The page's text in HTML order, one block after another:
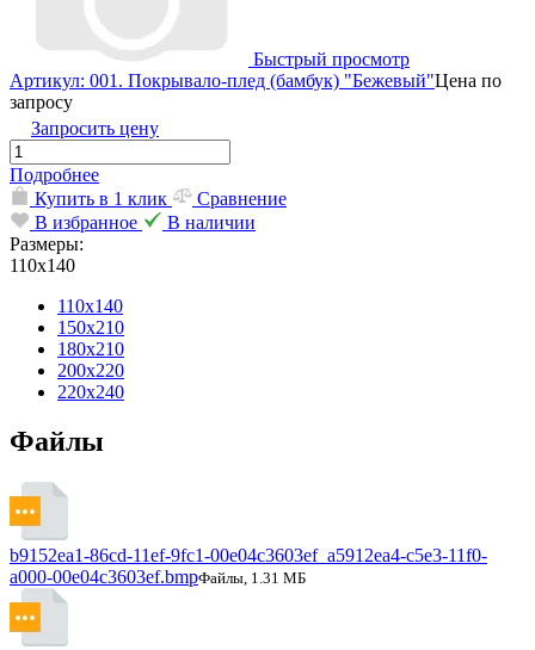
Быстрый просмотр
Артикул: 001. Покрывало-плед (бамбук) "Бежевый"Цена по
запросу
Запросить цену
Подробнее
Купить в 1 клик
Сравнение
В избранное
В наличии
Размеры:
110х140
110х140
150х210
180х210
200х220
220х240
Файлы
b9152ea1-86cd-11ef-9fc1-00e04c3603ef_a5912ea4-c5e3-11f0-
a000-00e04c3603ef.bmpФайлы, 1.31 МБ